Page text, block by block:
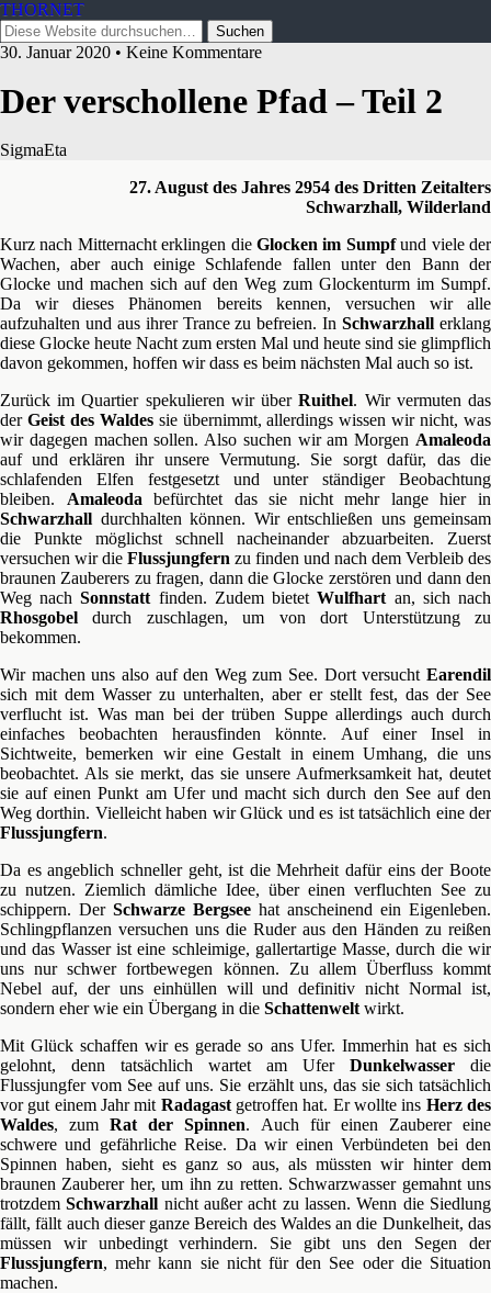
THORNET
30. Januar 2020 • Keine Kommentare
Der verschollene Pfad – Teil 2
SigmaEta
27. August des Jahres 2954 des Dritten Zeitalters
Schwarzhall, Wilderland
Kurz nach Mitternacht erklingen die Glocken im Sumpfund viele der
Wachen, aber auch einige Schlafende fallen unter den Bann der
Glocke und machen sich auf den Weg zum Glockenturm im Sumpf.
Da wir dieses Phänomen bereits kennen, versuchen wir alle
aufzuhalten und aus ihrer Trance zu befreien. InSchwarzhall erklang
diese Glocke heute Nacht zum ersten Mal und heute sind sie glimpflich
davon gekommen, hoffen wir dass es beim nächsten Mal auch so ist.
Zurück im Quartier spekulieren wir überRuithel. Wir vermuten das
der Geist des Waldessie übernimmt, allerdings wissen wir nicht, was
wir dagegen machen sollen. Also suchen wir am Morgen Amaleoda
auf und erklären ihr unsere Vermutung. Sie sorgt dafür, das die
schlafenden Elfen festgesetzt und unter ständiger Beobachtung
bleiben. Amaleoda befürchtet das sie nicht mehr lange hier in
Schwarzhall durchhalten können. Wir entschließen uns gemeinsam
die Punkte möglichst schnell nacheinander abzuarbeiten. Zuerst
versuchen wir die Flussjungfern zu finden und nach dem Verbleib des
braunen Zauberers zu fragen, dann die Glocke zerstören und dann den
Weg nachSonnstatt finden. Zudem bietetWulfhart an, sich nach
Rhosgobel durch zuschlagen, um von dort Unterstützung zu
bekommen.
Wir machen uns also auf den Weg zum See. Dort versucht Earendil
sich mit dem Wasser zu unterhalten, aber er stellt fest, das der See
verflucht ist. Was man bei der trüben Suppe allerdings auch durch
einfaches beobachten herausfinden könnte. Auf einer Insel in
Sichtweite, bemerken wir eine Gestalt in einem Umhang, die uns
beobachtet. Als sie merkt, das sie unsere Aufmerksamkeit hat, deutet
sie auf einen Punkt am Ufer und macht sich durch den See auf den
Weg dorthin. Vielleicht haben wir Glück und es ist tatsächlich eine der
Flussjungfern.
Da es angeblich schneller geht, ist die Mehrheit dafür eins der Boote
zu nutzen. Ziemlich dämliche Idee, über einen verfluchten See zu
schippern. Der Schwarze Bergsee hat anscheinend ein Eigenleben.
Schlingpflanzen versuchen uns die Ruder aus den Händen zu reißen
und das Wasser ist eine schleimige, gallertartige Masse, durch die wir
uns nur schwer fortbewegen können. Zu allem Überfluss kommt
Nebel auf, der uns einhüllen will und definitiv nicht Normal ist,
sondern eher wie ein Übergang in die Schattenwelt wirkt.
Mit Glück schaffen wir es gerade so ans Ufer. Immerhin hat es sich
gelohnt, denn tatsächlich wartet am Ufer Dunkelwasser die
Flussjungfer vom See auf uns. Sie erzählt uns, das sie sich tatsächlich
vor gut einem Jahr mit Radagastgetroffen hat. Er wollte ins Herz des
Waldes, zumRat der Spinnen. Auch für einen Zauberer eine
schwere und gefährliche Reise. Da wir einen Verbündeten bei den
Spinnen haben, sieht es ganz so aus, als müssten wir hinter dem
braunen Zauberer her, um ihn zu retten. Schwarzwasser gemahnt uns
trotzdemSchwarzhall nicht außer acht zu lassen. Wenn die Siedlung
fällt, fällt auch dieser ganze Bereich des Waldes an die Dunkelheit, das
müssen wir unbedingt verhindern. Sie gibt uns den Segen der
Flussjungfern, mehr kann sie nicht für den See oder die Situation
machen.